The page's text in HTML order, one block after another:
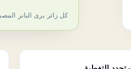
كل زائر يرى البانر